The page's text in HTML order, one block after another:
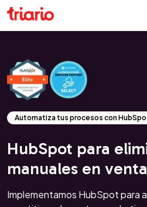
Automatiza tus procesos con
HubSpot para
manuales en
Implementamos HubSpot para